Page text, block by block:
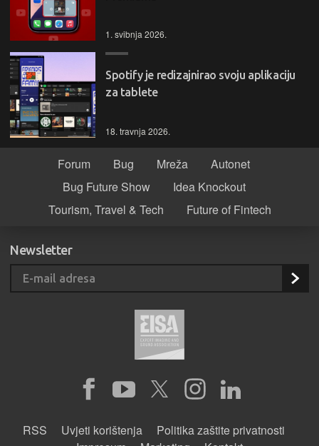
1. svibnja 2026.
Spotify je redizajnirao svoju aplikaciju
za tablete
18. travnja 2026.
Forum Bug Mreža
Autonet
Bug Future Show
Idea Knockout
Tourism, Travel & Tech
Future of Fintech
Newsletter
RSS Uvjeti korištenja
Politika zaštite privatnosti